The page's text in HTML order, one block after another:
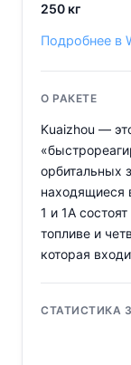
250 кг
Подробнее в
О РАКЕТЕ
Kuaizhou —
орбитальных
находящиеся
1 и 1A
топливе и
которая
СТАТИСТИКА